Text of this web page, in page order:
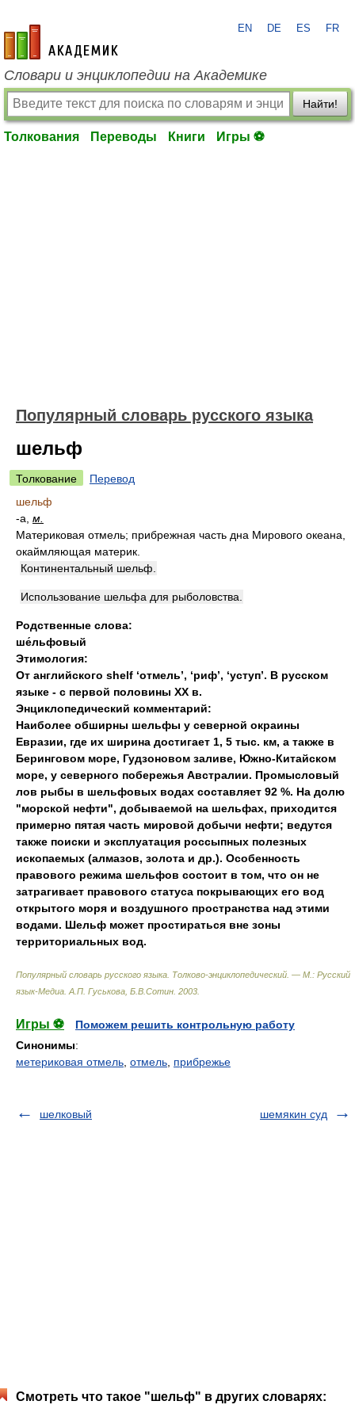
academic.ru
EN DE ES FR
Словари и энциклопедии на Академике
Найти!
Толкования Переводы Книги Игры ⚽
Популярный словарь русского языка
шельф
Толкование
Перевод
шельф
-а, м.
Материковая отмель; прибрежная часть дна Мирового океана,
окаймляющая материк.
Континентальный шельф.
Использование шельфа для рыболовства.
Родственные слова:
ше́льфовый
Этимология:
От английского shelf ‘отмель’, ‘риф’, ‘уступ’. В русском
языке - с первой половины XX в.
Энциклопедический комментарий:
Наиболее обширны шельфы у северной окраины
Евразии, где их ширина достигает 1, 5 тыс. км, а также в
Беринговом море, Гудзоновом заливе, Южно-Китайском
море, у северного побережья Австралии. Промысловый
лов рыбы в шельфовых водах составляет 92 %. На долю
"морской нефти", добываемой на шельфах, приходится
примерно пятая часть мировой добычи нефти; ведутся
также поиски и эксплуатация россыпных полезных
ископаемых (алмазов, золота и др.). Особенность
правового режима шельфов состоит в том, что он не
затрагивает правового статуса покрывающих его вод
открытого моря и воздушного пространства над этими
водами. Шельф может простираться вне зоны
территориальных вод.
Популярный словарь русского языка. Толково-энциклопедический. — М.: Русский
язык-Медиа А.П. Гуськова, Б.В.Сотин 2003
Игры ⚽
Поможем решить контрольную работу
Синонимы:
метериковая отмель отмель прибрежье
шелковый шемякин суд
Смотреть что такое "шельф" в других словарях: